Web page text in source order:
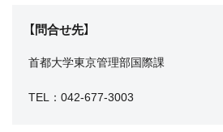
【問合せ先】
首都大学東京管理部国際課
TEL：042-677-3003